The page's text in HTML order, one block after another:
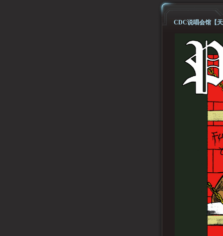
CDC说唱会馆【